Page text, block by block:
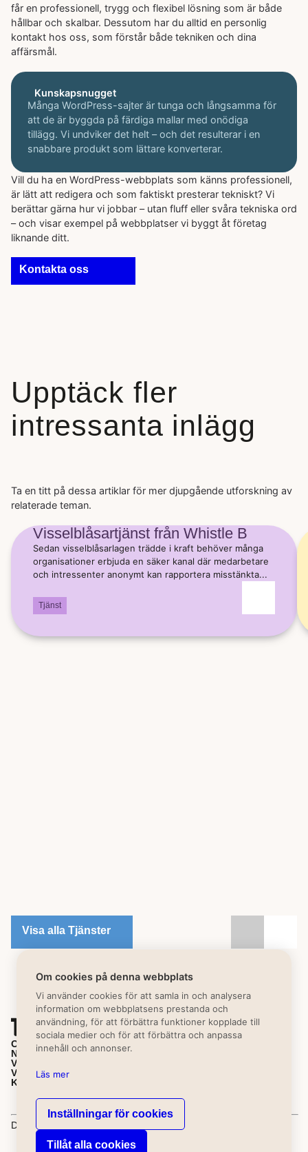
får en professionell, trygg och flexibel lösning som är både
hållbar och skalbar. Dessutom har du alltid en personlig
kontakt hos oss, som förstår både tekniken och dina
affärsmål.
Kunskapsnugget
Många WordPress-sajter är tunga och långsamma för
att de är byggda på färdiga mallar med onödiga
tillägg. Vi undviker det helt – och det resulterar i en
snabbare produkt som lättare konverterar.
Vill du ha en WordPress-webbplats som känns professionell,
är lätt att redigera och som faktiskt presterar tekniskt? Vi
berättar gärna hur vi jobbar – utan fluff eller svåra tekniska ord
– och visar exempel på webbplatser vi byggt åt företag
liknande ditt.
Kontakta oss
Upptäck fler
intressanta inlägg
Ta en titt på dessa artiklar för mer djupgående utforskning av
relaterade teman.
Visselblåsartjänst från Whistle B
Sedan visselblåsarlagen trädde i kraft behöver många
organisationer erbjuda en säker kanal där medarbetare
och intressenter anonymt kan rapportera misstänkta...
Tjänst
Visa alla Tjänster
OM MIRVA
NYHETER
VÅRA KONTOR
VÅRA TJÄNSTER
KONTAKTA OSS
Driftsinformation Kunskapsbibliotek
Om cookies på denna webbplats
Vi använder cookies för att samla in och analysera
information om webbplatsens prestanda och
användning, för att förbättra funktioner kopplade till
sociala medier och för att förbättra och anpassa
innehåll och annonser.
Läs mer
Inställningar för cookies
Tillåt alla cookies